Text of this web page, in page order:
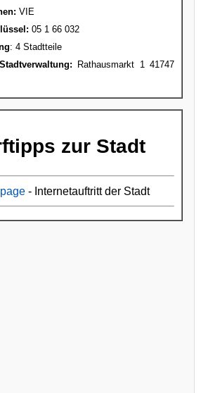
VIE
05 1 66 032
: 4 Stadtteile
Rathausmarkt 1 41747
zur Stadt
- Internetauftritt der Stadt